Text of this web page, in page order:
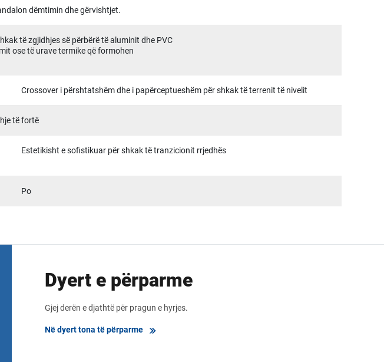
dëmtimin dhe gërvishtjet.
të zgjidhjes së përbërë të aluminit dhe PVC
ose të urave termike që formohen
Crossover i përshtatshëm dhe i papërceptueshëm për shkak të terrenit të nivelit
të fortë
Estetikisht e sofistikuar për shkak të tranzicionit rrjedhës
Po
Dyert e përparme
Gjej derën e djathtë për pragun e hyrjes.
Në dyert tona të përparme